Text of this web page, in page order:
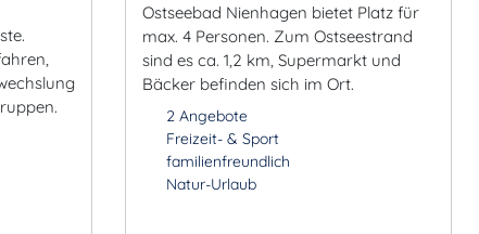
Ostseebad Nienhagen bietet Platz für
max. 4 Personen. Zum Ostseestrand
sind es ca. 1,2 km, Supermarkt und
Bäcker befinden sich im Ort.
2 Angebote
Freizeit- & Sport
familienfreundlich
Natur-Urlaub